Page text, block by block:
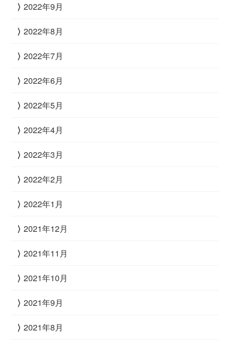
2022年9月
2022年8月
2022年7月
2022年6月
2022年5月
2022年4月
2022年3月
2022年2月
2022年1月
2021年12月
2021年11月
2021年10月
2021年9月
2021年8月